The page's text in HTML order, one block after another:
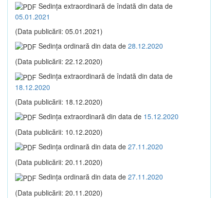
Sedinţa extraordinară de îndată din data de
05.01.2021
(Data publicării: 05.01.2021)
Sedinţa ordinară din data de 28.12.2020
(Data publicării: 22.12.2020)
Sedinţa extraordinară de îndată din data de
18.12.2020
(Data publicării: 18.12.2020)
Sedinţa extraordinară din data de 15.12.2020
(Data publicării: 10.12.2020)
Sedinţa ordinară din data de 27.11.2020
(Data publicării: 20.11.2020)
Sedinţa ordinară din data de 27.11.2020
(Data publicării: 20.11.2020)